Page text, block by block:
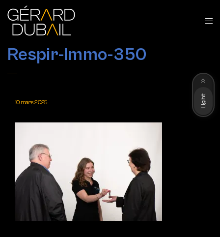
Respir-Immo-350
10 mars 2025 Light
Dark